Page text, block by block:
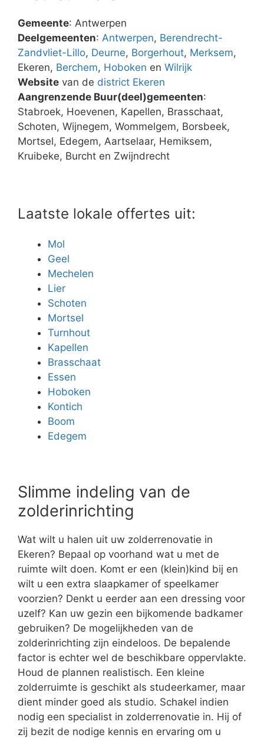
Gemeente: Antwerpen
Deelgemeenten: Antwerpen, Berendrecht-
Zandvliet-Lillo, Deurne, Borgerhout, Merksem,
Ekeren, Berchem, Hoboken en Wilrijk
Website van de district Ekeren
Aangrenzende Buur(deel)gemeenten:
Stabroek, Hoevenen, Kapellen, Brasschaat,
Schoten, Wijnegem, Wommelgem, Borsbeek,
Mortsel, Edegem, Aartselaar, Hemiksem,
Kruibeke, Burcht en Zwijndrecht
Laatste lokale offertes uit:
Mol
Geel
Mechelen
Lier
Schoten
Mortsel
Turnhout
Kapellen
Brasschaat
Essen
Hoboken
Kontich
Boom
Edegem
Slimme indeling van de
zolderinrichting
Wat wilt u halen uit uw zolderrenovatie in
Ekeren? Bepaal op voorhand wat u met de
ruimte wilt doen. Komt er een (klein)kind bij en
wilt u een extra slaapkamer of speelkamer
voorzien? Denkt u eerder aan een dressing voor
uzelf? Kan uw gezin een bijkomende badkamer
gebruiken? De mogelijkheden van de
zolderinrichting zijn eindeloos. De bepalende
factor is echter wel de beschikbare oppervlakte.
Houd de plannen realistisch. Een kleine
zolderruimte is geschikt als studeerkamer, maar
dient minder goed als studio. Schakel indien
nodig een specialist in zolderrenovatie in. Hij of
zij bezit de nodige kennis en ervaring om u